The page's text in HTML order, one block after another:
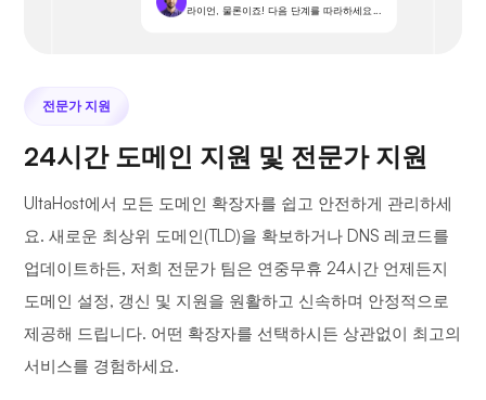
라이언, 물론이죠! 다음 단계를 따라하세요...
전문가 지원
24시간 도메인 지원 및 전문가 지원
UltaHost에서 모든 도메인 확장자를 쉽고 안전하게 관리하세
요. 새로운 최상위 도메인(TLD)을 확보하거나 DNS 레코드를
업데이트하든, 저희 전문가 팀은 연중무휴 24시간 언제든지
도메인 설정, 갱신 및 지원을 원활하고 신속하며 안정적으로
제공해 드립니다. 어떤 확장자를 선택하시든 상관없이 최고의
서비스를 경험하세요.